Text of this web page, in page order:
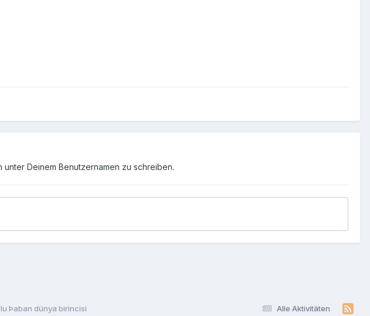
unter Deinem Benutzernamen zu schreiben.
Alle Aktivitäten
Þaban dünya birincisi